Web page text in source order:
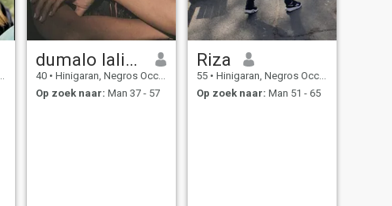
dumalo lalie fb
40 • Hinigaran, Negros Occidental, Filipijnen
Op zoek naar: Man 37 - 57
Riza
55 • Hinigaran, Negros Occidental, Filipijnen
Op zoek naar: Man 51 - 65